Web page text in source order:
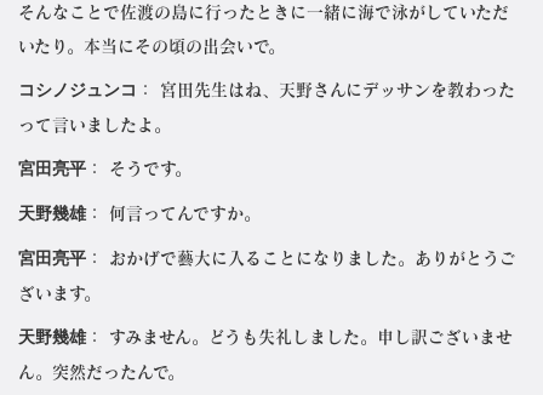
そんなことで佐渡の島に行ったときに一緒に海で泳がしていただ
いたり。本当にその頃の出会いで。
コシノジュンコ ： 宮田先生はね、天野さんにデッサンを教わった
って言いましたよ。
宮田亮平 ： そうです。
天野幾雄： 何言ってんですか。
宮田亮平 ： おかげで藝大に入ることになりました。ありがとうご
ざいます。
天野幾雄： すみません。どうも失礼しました。申し訳ございませ
ん。突然だったんで。